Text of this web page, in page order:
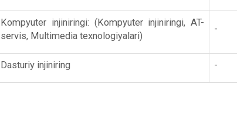
Kompyuter injiniringi: (Kompyuter injiniringi, AT-
servis, Multimedia texnologiyalari)
-
Dasturiy injiniring -